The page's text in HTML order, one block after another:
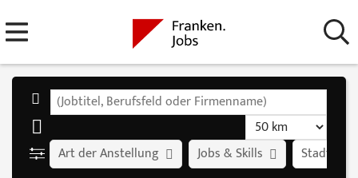
Stadt
Art der Anstellung Jobs & Skills